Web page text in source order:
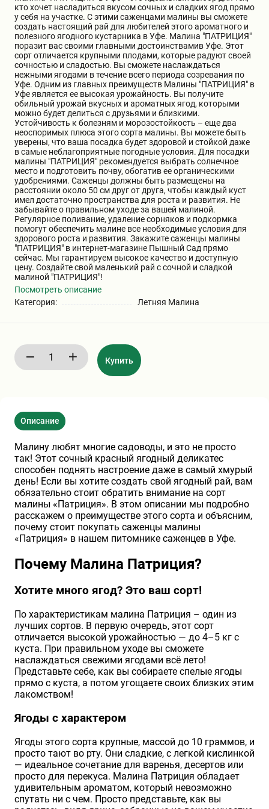
Шарафуга
Бирючина
Плющ
Овсяница
Кустарники
ПАМПАСНАЯ ТРАВА
(КОРТАДЕРИЯ)
Кизильник саженец
Олеандр саженцы
Экзотические растения
Декоративные саженцы
Комнатные растения
Хвойные саженцы
Клематис
Глициния
Гвоздика саженцы
Хризантемы саженцы
кто хочет насладиться вкусом сочных и сладких ягод прямо
у себя на участке. С этими саженцами малины вы сможете
создать настоящий рай для любителей этого ароматного и
полезного ягодного кустарника в Уфе. Малина "ПАТРИЦИЯ"
поразит вас своими главными достоинствамив Уфе. Этот
сорт отличается крупными плодами, которые радуют своей
сочностью и сладостью. Вы сможете наслаждаться
нежными ягодами в течение всего периода созревания по
Уфе. Одним из главных преимуществ Малины "ПАТРИЦИЯ" в
Уфе является ее высокая урожайность. Вы получите
обильный урожай вкусных и ароматных ягод, которыми
можно будет делиться с друзьями и близкими.
Устойчивость к болезням и морозостойкость – еще два
неоспоримых плюса этого сорта малины. Вы можете быть
уверены, что ваша посадка будет здоровой и стойкой даже
в самые неблагоприятные погодные условия. Для посадки
малины "ПАТРИЦИЯ" рекомендуется выбрать солнечное
место и подготовить почву, обогатив ее органическими
удобрениями. Саженцы должны быть размещены на
расстоянии около 50 см друг от друга, чтобы каждый куст
имел достаточно пространства для роста и развития. Не
забывайте о правильном уходе за вашей малиной.
Регулярное поливание, удаление сорняков и подкормка
помогут обеспечить малине все необходимые условия для
здорового роста и развития. Закажите саженцы малины
"ПАТРИЦИЯ" в интернет-магазине Пышный Сад прямо
сейчас. Мы гарантируем высокое качество и доступную
цену. Создайте свой маленький рай с сочной и сладкой
малиной "ПАТРИЦИЯ"!
Посмотреть описание
Категория:
Летняя Малина
Купить
Описание
Малину любят многие садоводы, и это не просто
так! Этот сочный красный ягодный деликатес
способен поднять настроение даже в самый хмурый
день! Если вы хотите создать свой ягодный рай, вам
обязательно стоит обратить внимание на сорт
малины «Патриция». В этом описании мы подробно
расскажем о преимуществе этого сорта и объясним,
почему стоит покупать саженцы малины
«Патриция» в нашем питомнике саженцев в Уфе.
Почему Малина Патриция?
Хотите много ягод? Это ваш сорт!
По характеристикам малина Патриция – один из
лучших сортов. В первую очередь, этот сорт
отличается высокой урожайностью — до 4–5 кг с
куста. При правильном уходе вы сможете
наслаждаться свежими ягодами всё лето!
Представьте себе, как вы собираете спелые ягоды
прямо с куста, а потом угощаете своих близких этим
лакомством!
Ягоды с характером
Ягоды этого сорта крупные, массой до 10 граммов, и
просто тают во рту. Они сладкие, с легкой кислинкой
— идеальное сочетание для варенья, десертов или
просто для перекуса. Малина Патриция обладает
удивительным ароматом, который невозможно
спутать ни с чем. Просто представьте, как вы